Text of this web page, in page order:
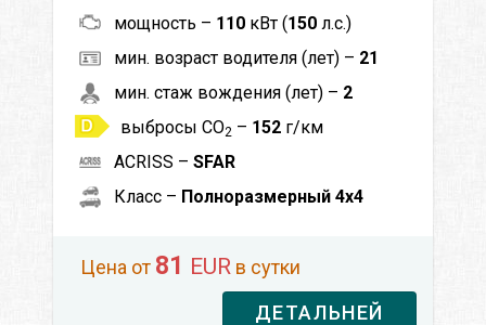
мощность – 110 кВт (150 л.с.)
мин. возраст водителя (лет) – 21
мин. стаж вождения (лет) – 2
выбросы CO2 – 152 г/км
ACRISS – SFAR
Класс – Полноразмерный 4x4
Цена от 81 EUR в сутки
ДЕТАЛЬНЕЙ